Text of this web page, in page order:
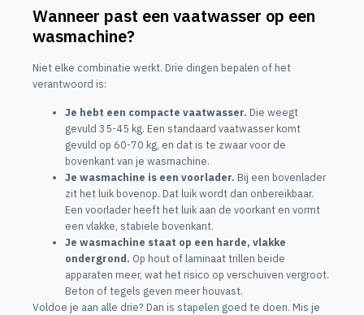
Wanneer past een vaatwasser op een
wasmachine?
Niet elke combinatie werkt. Drie dingen bepalen of het
verantwoord is:
Je hebt een compacte vaatwasser. Die weegt
gevuld 35-45 kg. Een standaard vaatwasser komt
gevuld op 60-70 kg, en dat is te zwaar voor de
bovenkant van je wasmachine.
Je wasmachine is een voorlader. Bij een bovenlader
zit het luik bovenop. Dat luik wordt dan onbereikbaar.
Een voorlader heeft het luik aan de voorkant en vormt
een vlakke, stabiele bovenkant.
Je wasmachine staat op een harde, vlakke
ondergrond. Op hout of laminaat trillen beide
apparaten meer, wat het risico op verschuiven vergroot.
Beton of tegels geven meer houvast.
Voldoe je aan alle drie? Dan is stapelen goed te doen. Mis je